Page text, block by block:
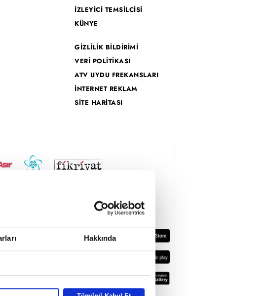
Hakkında
İZLEYİCİ TEMSİLCİSİ
KÜNYE
GİZLİLİK BİLDİRİMİ
VERİ POLİTİKASI
ATV UYDU FREKANSLARI
İNTERNET REKLAM
SİTE HARİTASI